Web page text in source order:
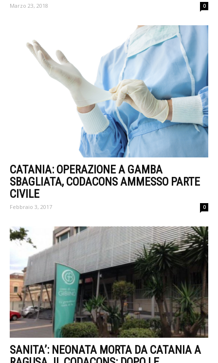
Marzo 23, 2018 0
CATANIA: OPERAZIONE A GAMBA
SBAGLIATA, CODACONS AMMESSO PARTE
CIVILE
Febbraio 3, 2017 0
SANITA’: NEONATA MORTA DA CATANIA A